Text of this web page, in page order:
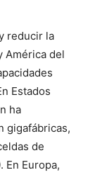
reducir la
América del
Estados
ha
gigafábricas,
de
En Europa,